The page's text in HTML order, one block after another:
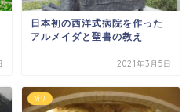
日本初の西洋式病院を作った
アルメイダと聖書の教え
2021年3月5日
祈り